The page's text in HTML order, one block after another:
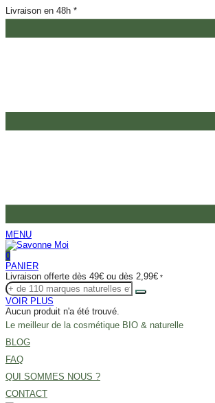
Livraison en 48h *
MENU
0
PANIER
Livraison offerte dès 49€ ou dès 2,99€ *
VOIR PLUS
Aucun produit n'a été trouvé.
Le meilleur de la cosmétique BIO & naturelle
BLOG
FAQ
QUI SOMMES NOUS ?
CONTACT